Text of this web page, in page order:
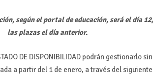
según el portal de educación, será el día
las plazas el día anterior.
DE DISPONIBILIDAD podrán gestionarlo
a partir del 1 de enero, a través del